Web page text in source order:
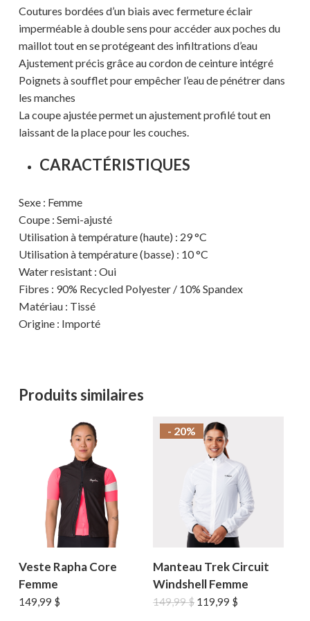
Votre panier est vide.
Coutures bordées d’un biais avec fermeture éclair
imperméable à double sens pour accéder aux poches du
maillot tout en se protégeant des infiltrations d’eau
Ajustement précis grâce au cordon de ceinture intégré
Poignets à soufflet pour empêcher l’eau de pénétrer dans
les manches
La coupe ajustée permet un ajustement profilé tout en
laissant de la place pour les couches.
CARACTÉRISTIQUES
Sexe : Femme
Coupe : Semi-ajusté
Utilisation à température (haute) : 29 °C
Utilisation à température (basse) : 10 °C
Water resistant : Oui
Fibres : 90% Recycled Polyester / 10% Spandex
Matériau : Tissé
Origine : Importé
Produits similaires
Veste Rapha Core
Femme
149,99 $
- 20%
Manteau Trek Circuit
Windshell Femme
149,99$ Le
119,99 $